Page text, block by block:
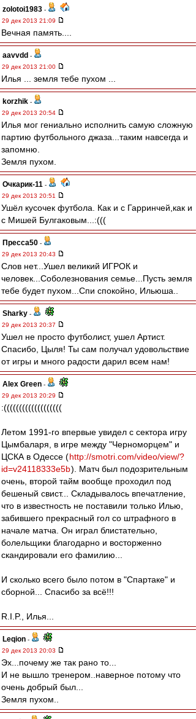
zolotoi1983 -
29 дек 2013 21:09
Вечная память....
aavvdd -
29 дек 2013 21:00
Илья ... земля тебе пухом ...
korzhik -
29 дек 2013 20:54
Илья мог гениально исполнить самую сложную
партию футбольного джаза...таким навсегда и
запомню.
Земля пухом.
Очкарик-11 -
29 дек 2013 20:51
Ушёл кусочек футбола. Как и с Гарринчей,как и
с Мишей Булгаковым...:(((
Пресса50 -
29 дек 2013 20:43
Слов нет...Ушел великий ИГРОК и
человек...Соболезнования семье...Пусть земля
тебе будет пухом...Спи спокойно, Ильюша..
Sharky -
29 дек 2013 20:37
Ушел не просто футболист, ушел Артист.
Спасибо, Цыля! Ты сам получал удовольствие
от игры и много радости дарил всем нам!
Alex Green -
29 дек 2013 20:29
:(((((((((((((((((((
Летом 1991-го впервые увидел с сектора игру
Цымбаларя, в игре между "Черноморцем" и
ЦСКА в Одессе (http://smotri.com/video/view/?
id=v24118333e5b). Матч был подозрительным
очень, второй тайм вообще проходил под
бешеный свист... Складывалось впечатление,
что в известность не поставили только Илью,
забившего прекрасный гол со штрафного в
начале матча. Он играл блистательно,
болельщики благодарно и восторженно
скандировали его фамилию...
И сколько всего было потом в "Спартаке" и
сборной... Спасибо за всё!!!
R.I.P., Илья...
Leqion -
29 дек 2013 20:03
Эх...почему же так рано то...
И не вышло тренером..наверное потому что
очень добрый был...
Земля пухом..